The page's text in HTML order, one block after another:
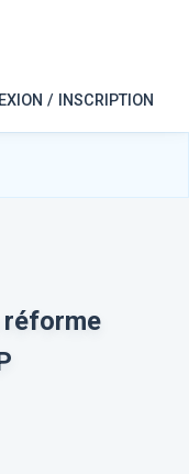
/ INSCRIPTION
réforme